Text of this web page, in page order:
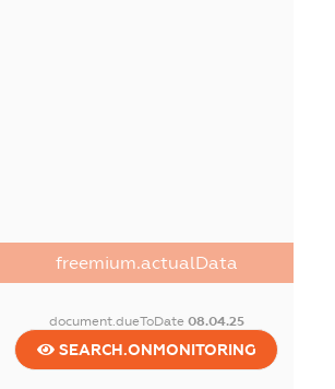
freemium.actualData
document.dueToDate 08.04.25
SEARCH.ONMONITORING